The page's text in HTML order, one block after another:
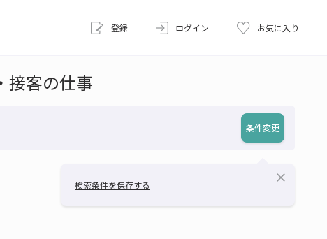
登録 ログイン お気に入り
接客の仕事
条件変更
検索条件を保存する
close